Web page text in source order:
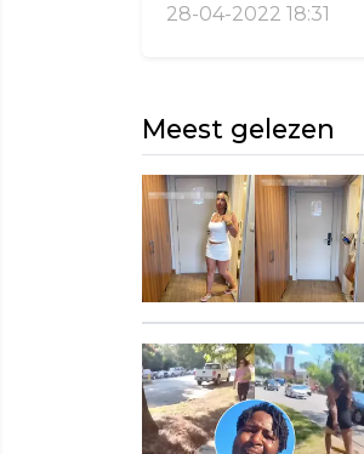
28-04-2022 18:31
Meest gelezen